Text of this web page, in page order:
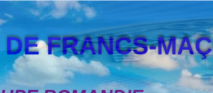
FRANCS-